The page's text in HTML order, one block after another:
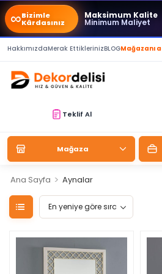
∞Bizimle
Kârdasınız
Maksimum Kalite
Minimum Maliyet
HakkımızdaMerak EttiklerinizBLOGMağazanı
Teklif Al
Mağaza
Ana Sayfa > Aynalar